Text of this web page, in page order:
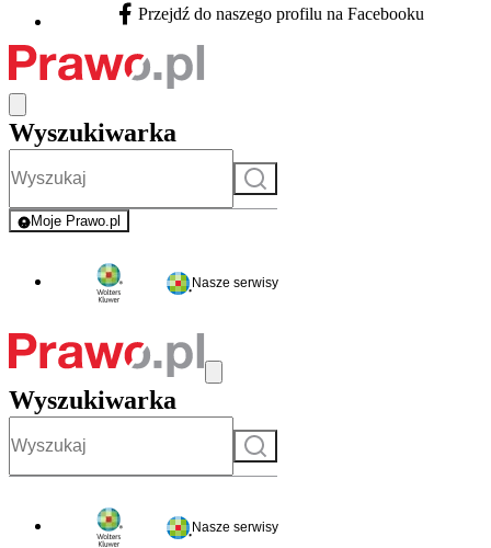
Facebook - otwiera się w nowej karcie
Przejdź do naszego profilu na Facebooku
Wyszukiwarka
Szukaj
Moje Prawo.pl
- rejestracja i logowanie do serwisu
Nasze serwisy
Wyszukiwarka
Szukaj
Nasze serwisy